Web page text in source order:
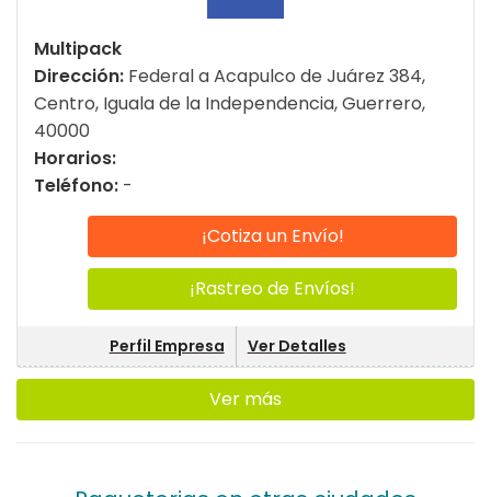
Multipack
Dirección: Federal a Acapulco de Juárez 384,
Centro, Iguala de la Independencia, Guerrero,
40000
Horarios:
Teléfono: -
¡Cotiza un Envío!
¡Rastreo de Envíos!
Perfil Empresa Ver Detalles
Ver más